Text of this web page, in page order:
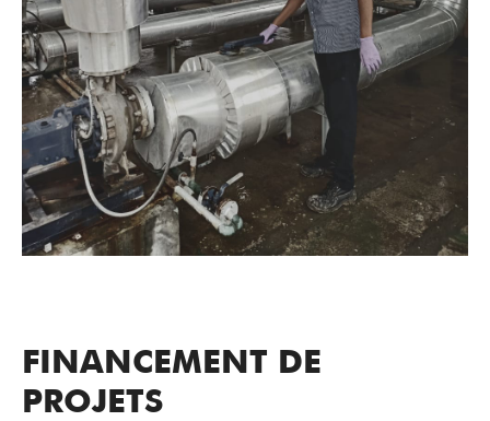
FINANCEMENT DE
PROJETS